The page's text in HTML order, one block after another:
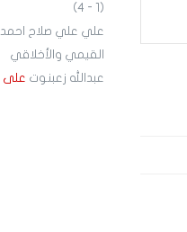
(1 - 4)
علي علي صلاح احمد
القيمي والأخلاقي
عبدالله زعبنوت على